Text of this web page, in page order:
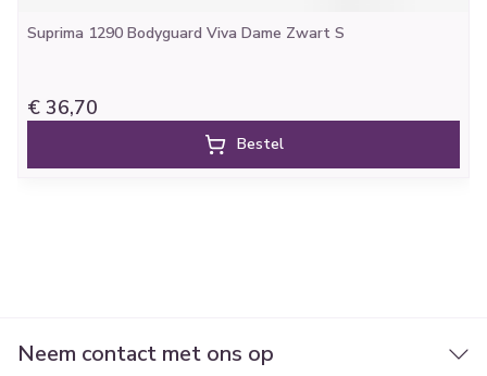
Suprima 1290 Bodyguard Viva Dame Zwart S
€ 36,70
Bestel
Neem contact met ons op